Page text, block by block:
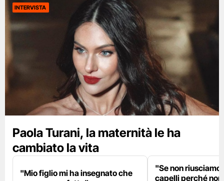
INTERVISTA
Paola Turani, la maternità le ha
cambiato la vita
"Mio figlio mi ha insegnato che
"Se non riusciamo
capelli perché